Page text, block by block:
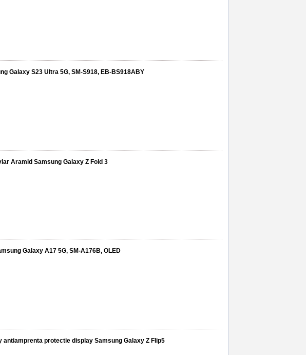
Galaxy S23 Ultra 5G, SM-S918, EB-BS918ABY
Aramid Samsung Galaxy Z Fold 3
Galaxy A17 5G, SM-A176B, OLED
antiamprenta protectie display Samsung Galaxy Z Flip5